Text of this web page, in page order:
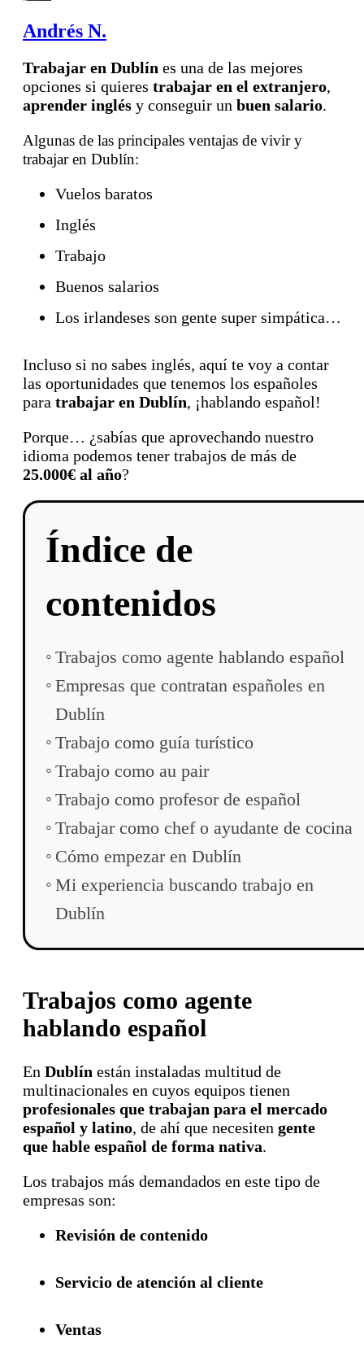
Andrés N.
Trabajar en Dublín es una de las mejores
opciones si quieres trabajar en el extranjero,
aprender inglés y conseguir un buen salario.
Algunas de las principales ventajas de vivir y
trabajar en Dublín:
Vuelos baratos
Inglés
Trabajo
Buenos salarios
Los irlandeses son gente super simpática…
Incluso si no sabes inglés, aquí te voy a contar
las oportunidades que tenemos los españoles
para trabajar en Dublín, ¡hablando español!
Porque… ¿sabías que aprovechando nuestro
idioma podemos tener trabajos de más de
25.000€ al año?
Índice de
contenidos
Trabajos como agente hablando español
Empresas que contratan españoles en
Dublín
Trabajo como guía turístico
Trabajo como au pair
Trabajo como profesor de español
Trabajar como chef o ayudante de cocina
Cómo empezar en Dublín
Mi experiencia buscando trabajo en
Dublín
Trabajos como agente
hablando español
En Dublín están instaladas multitud de
multinacionales en cuyos equipos tienen
profesionales que trabajan para el mercado
español y latino, de ahí que necesiten gente
que hable español de forma nativa.
Los trabajos más demandados en este tipo de
empresas son:
Revisión de contenido
Servicio de atención al cliente
Ventas